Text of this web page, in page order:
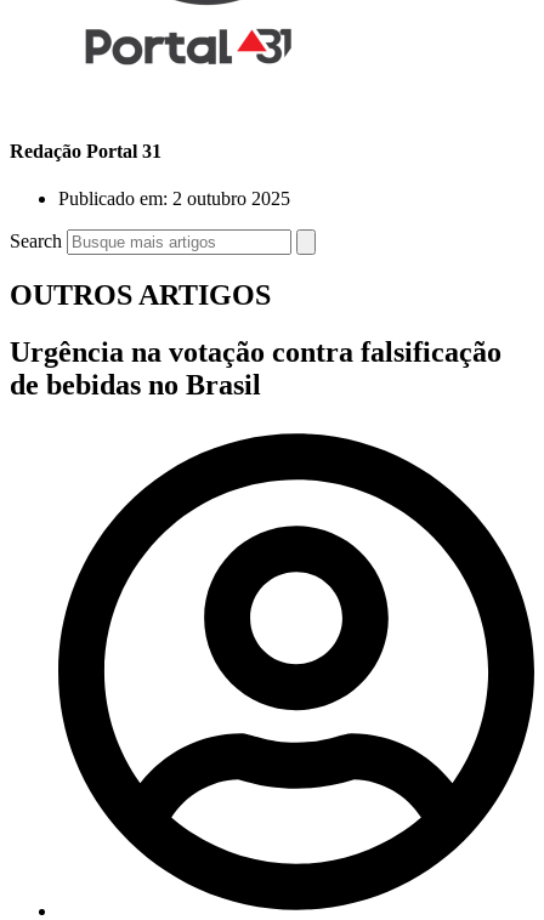
Redação Portal 31
Publicado em: 2 outubro 2025
Search
OUTROS ARTIGOS
Urgência na votação contra falsificação
de bebidas no Brasil